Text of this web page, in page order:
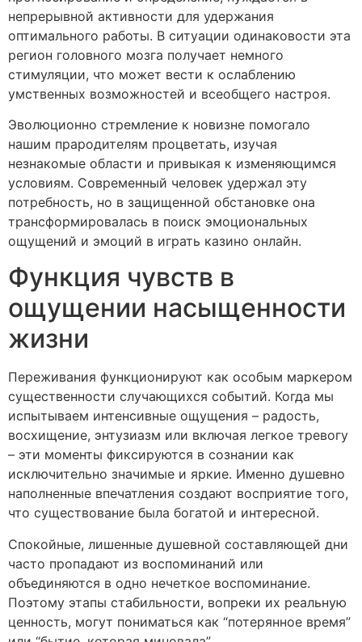
непрерывной активности для удержания
оптимального работы. В ситуации одинаковости эта
регион головного мозга получает немного
стимуляции, что может вести к ослаблению
умственных возможностей и всеобщего настроя.
Эволюционно стремление к новизне помогало
нашим прародителям процветать, изучая
незнакомые области и привыкая к изменяющимся
условиям. Современный человек удержал эту
потребность, но в защищенной обстановке она
трансформировалась в поиск эмоциональных
ощущений и эмоций в играть казино онлайн.
Функция чувств в
ощущении насыщенности
жизни
Переживания функционируют как особым маркером
существенности случающихся событий. Когда мы
испытываем интенсивные ощущения – радость,
восхищение, энтузиазм или включая легкое тревогу
– эти моменты фиксируются в сознании как
исключительно значимые и яркие. Именно душевно
наполненные впечатления создают восприятие того,
что существование была богатой и интересной.
Спокойные, лишенные душевной составляющей дни
часто пропадают из воспоминаний или
объединяются в одно нечеткое воспоминание.
Поэтому этапы стабильности, вопреки их реальную
ценность, могут пониматься как “потерянное время”